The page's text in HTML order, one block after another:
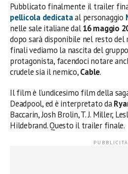
Pubblicato finalmente il trailer
pellicola dedicataal personaggio
nelle sale italiane dal16 maggio
dopo sarà disponibile nel resto del
finali vediamo la nascita del
protagonista, facendoci notare
crudele sia il nemico,Cable.
Il film è l’undicesimo film della
Deadpool, ed è interpretato da
Baccarin, Josh Brolin, T. J. Miller,
Hildebrand. Questo il trailer finale.